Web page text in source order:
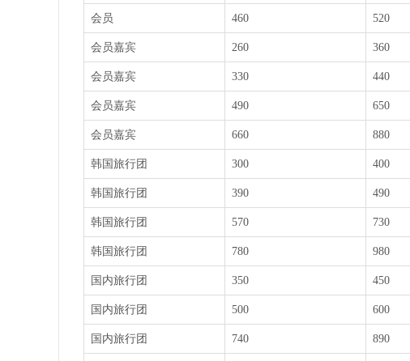
会员 460 520
会员嘉宾 260 360
会员嘉宾 330 440
会员嘉宾 490 650
会员嘉宾 660 880
韩国旅行团 300 400
韩国旅行团 390 490
韩国旅行团 570 730
韩国旅行团 780 980
国内旅行团 350 450
国内旅行团 500 600
国内旅行团 740 890